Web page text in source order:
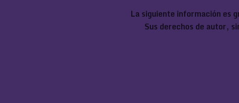
La siguiente información es
Sus derechos de autor,